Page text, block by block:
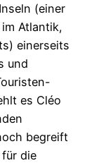
(einer
Atlantik,
einerseits
und
es Cléo
begreift
die